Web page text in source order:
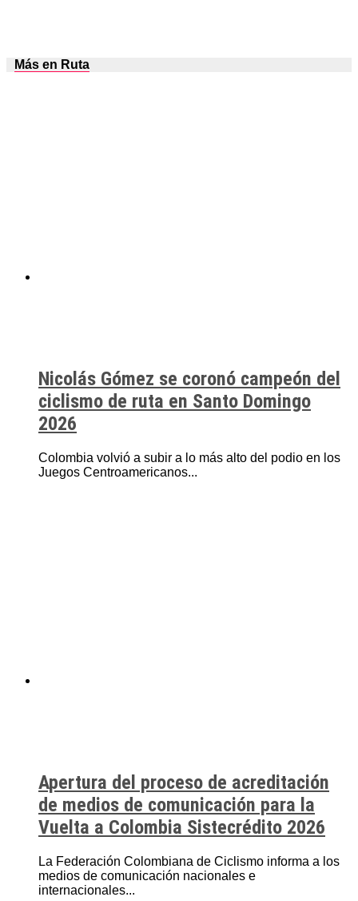
Más en Ruta
Nicolás Gómez se coronó campeón del
ciclismo de ruta en Santo Domingo
2026
Colombia volvió a subir a lo más alto del podio en los
Juegos Centroamericanos...
Apertura del proceso de acreditación
de medios de comunicación para la
Vuelta a Colombia Sistecrédito 2026
La Federación Colombiana de Ciclismo informa a los
medios de comunicación nacionales e
internacionales...